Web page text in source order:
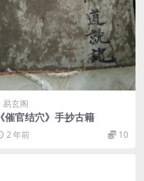
易玄阁
《催官结穴》手抄古籍
2 年前 10